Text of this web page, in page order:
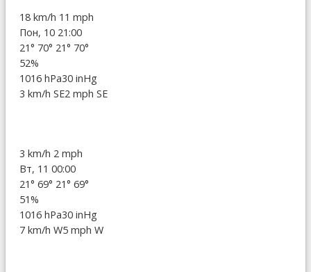
18 km/h 11 mph
Пон, 10 21:00
21° 70° 21° 70°
52%
1016 hPa30 inHg
3 km/h SE2 mph SE
3 km/h 2 mph
Вт, 11 00:00
21° 69° 21° 69°
51%
1016 hPa30 inHg
7 km/h W5 mph W